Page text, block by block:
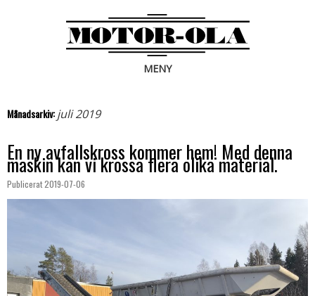
MENY
Månadsarkiv:juli 2019
En ny avfallskross kommer hem! Med denna
maskin kan vi krossa flera olika material.
Publicerat2019-07-06